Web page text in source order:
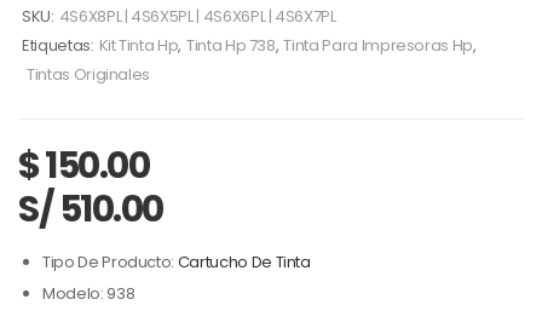
SKU: 4S6X8PL | 4S6X5PL | 4S6X6PL | 4S6X7PL
Etiquetas: Kit Tinta Hp, Tinta Hp 738, Tinta Para Impresoras Hp,
Tintas Originales
$150.00
S/ 510.00
Tipo De Producto: Cartucho De Tinta
Modelo: 938